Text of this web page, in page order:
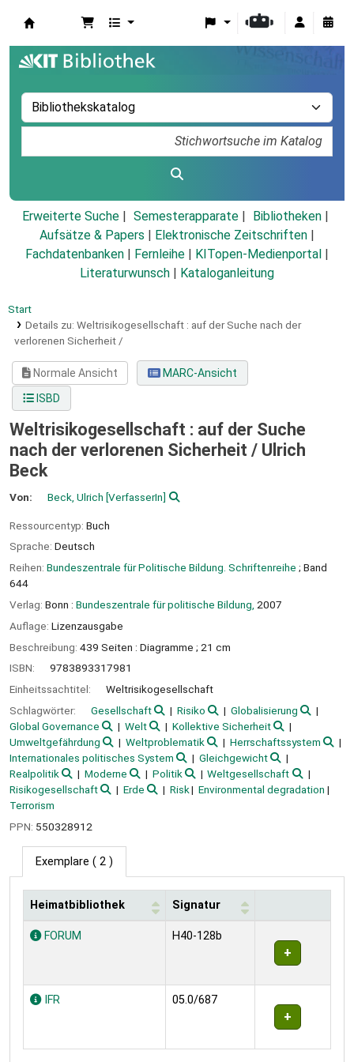
Erweiterte Suche Semesterapparate
Bibliotheken
Aufsätze & Papers
Elektronische Zeitschriften
Fachdatenbanken
Fernleihe KITopen-Medienportal
Literaturwunsch
Kataloganleitung
Start
Details zu: Weltrisikogesellschaft : auf der Suche nach der
verlorenen Sicherheit /
Normale Ansicht
MARC-Ansicht
ISBD
Weltrisikogesellschaft : auf der Suche
nach der verlorenen Sicherheit / Ulrich
Beck
Von: Beck, Ulrich [VerfasserIn]
Ressourcentyp: Buch
Sprache: Deutsch
Reihen: Bundeszentrale für Politische Bildung. Schriftenreihe ; Band
644
Verlag: Bonn : Bundeszentrale für politische Bildung, 2007
Auflage: Lizenzausgabe
Beschreibung: 439 Seiten : Diagramme ; 21 cm
ISBN:
9783893317981
Einheitssachtitel:
Weltrisikogesellschaft
Schlagwörter:
Gesellschaft Risiko
Globalisierung
Global Governance
Welt
Kollektive Sicherheit
Umweltgefährdung
Weltproblematik
Herrschaftssystem
Internationales politisches System
Gleichgewicht
Realpolitik
Moderne Politik
Weltgesellschaft
Risikogesellschaft
Erde Risk
Environmental degradation
Terrorism
PPN: 550328912
Exemplare ( 2 )
Exemplare
Heimatbibliothek Signatur
FORUM H40-128b
IFR 05.0/687